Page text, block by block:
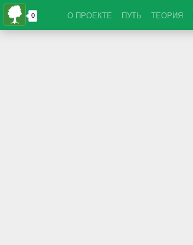
О ПРОЕКТЕ ПУТЬ ТЕОРИЯ